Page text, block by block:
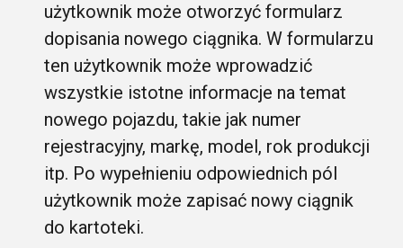
użytkownik może otworzyć formularz
dopisania nowego ciągnika. W formularzu
ten użytkownik może wprowadzić
wszystkie istotne informacje na temat
nowego pojazdu, takie jak numer
rejestracyjny, markę, model, rok produkcji
itp. Po wypełnieniu odpowiednich pól
użytkownik może zapisać nowy ciągnik
do kartoteki.